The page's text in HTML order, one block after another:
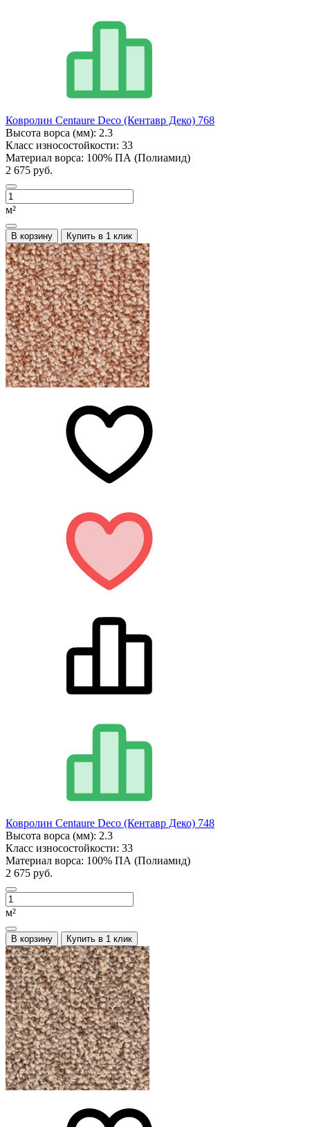
Ковролин Centaure Deco (Кентавр Деко) 768
Высота ворса (мм): 2.3
Класс износостойкости: 33
Материал ворса: 100% ПА (Полиамид)
2 675 руб.
м²
В корзину Купить в 1 клик
Ковролин Centaure Deco (Кентавр Деко) 748
Высота ворса (мм): 2.3
Класс износостойкости: 33
Материал ворса: 100% ПА (Полиамид)
2 675 руб.
м²
В корзину Купить в 1 клик